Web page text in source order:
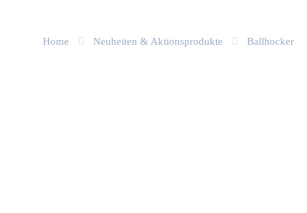
Home Neuheiten & Aktionsprodukte Ballhocker